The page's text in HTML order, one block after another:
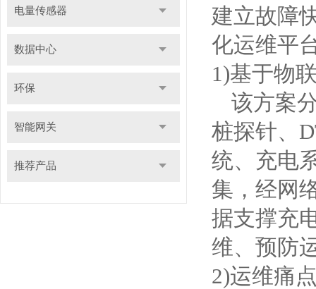
电量传感器
数据中心
环保
智能网关
推荐产品
建立故障
化运维平
1)基于物
该方案
桩探针、
统、充电
集，经网
据支撑充
维、预防
2)运维痛